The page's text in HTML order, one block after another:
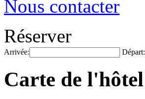
Nous contacter
Réserver
Arrivée: Départ:
Carte de l'hôtel